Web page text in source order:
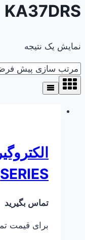
KA37DRS
نمایش یک نتیجه
SERIES
تماس بگیرید
برای قیمت